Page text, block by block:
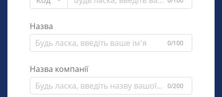
Назва
0/100
Назва компанії
0/200